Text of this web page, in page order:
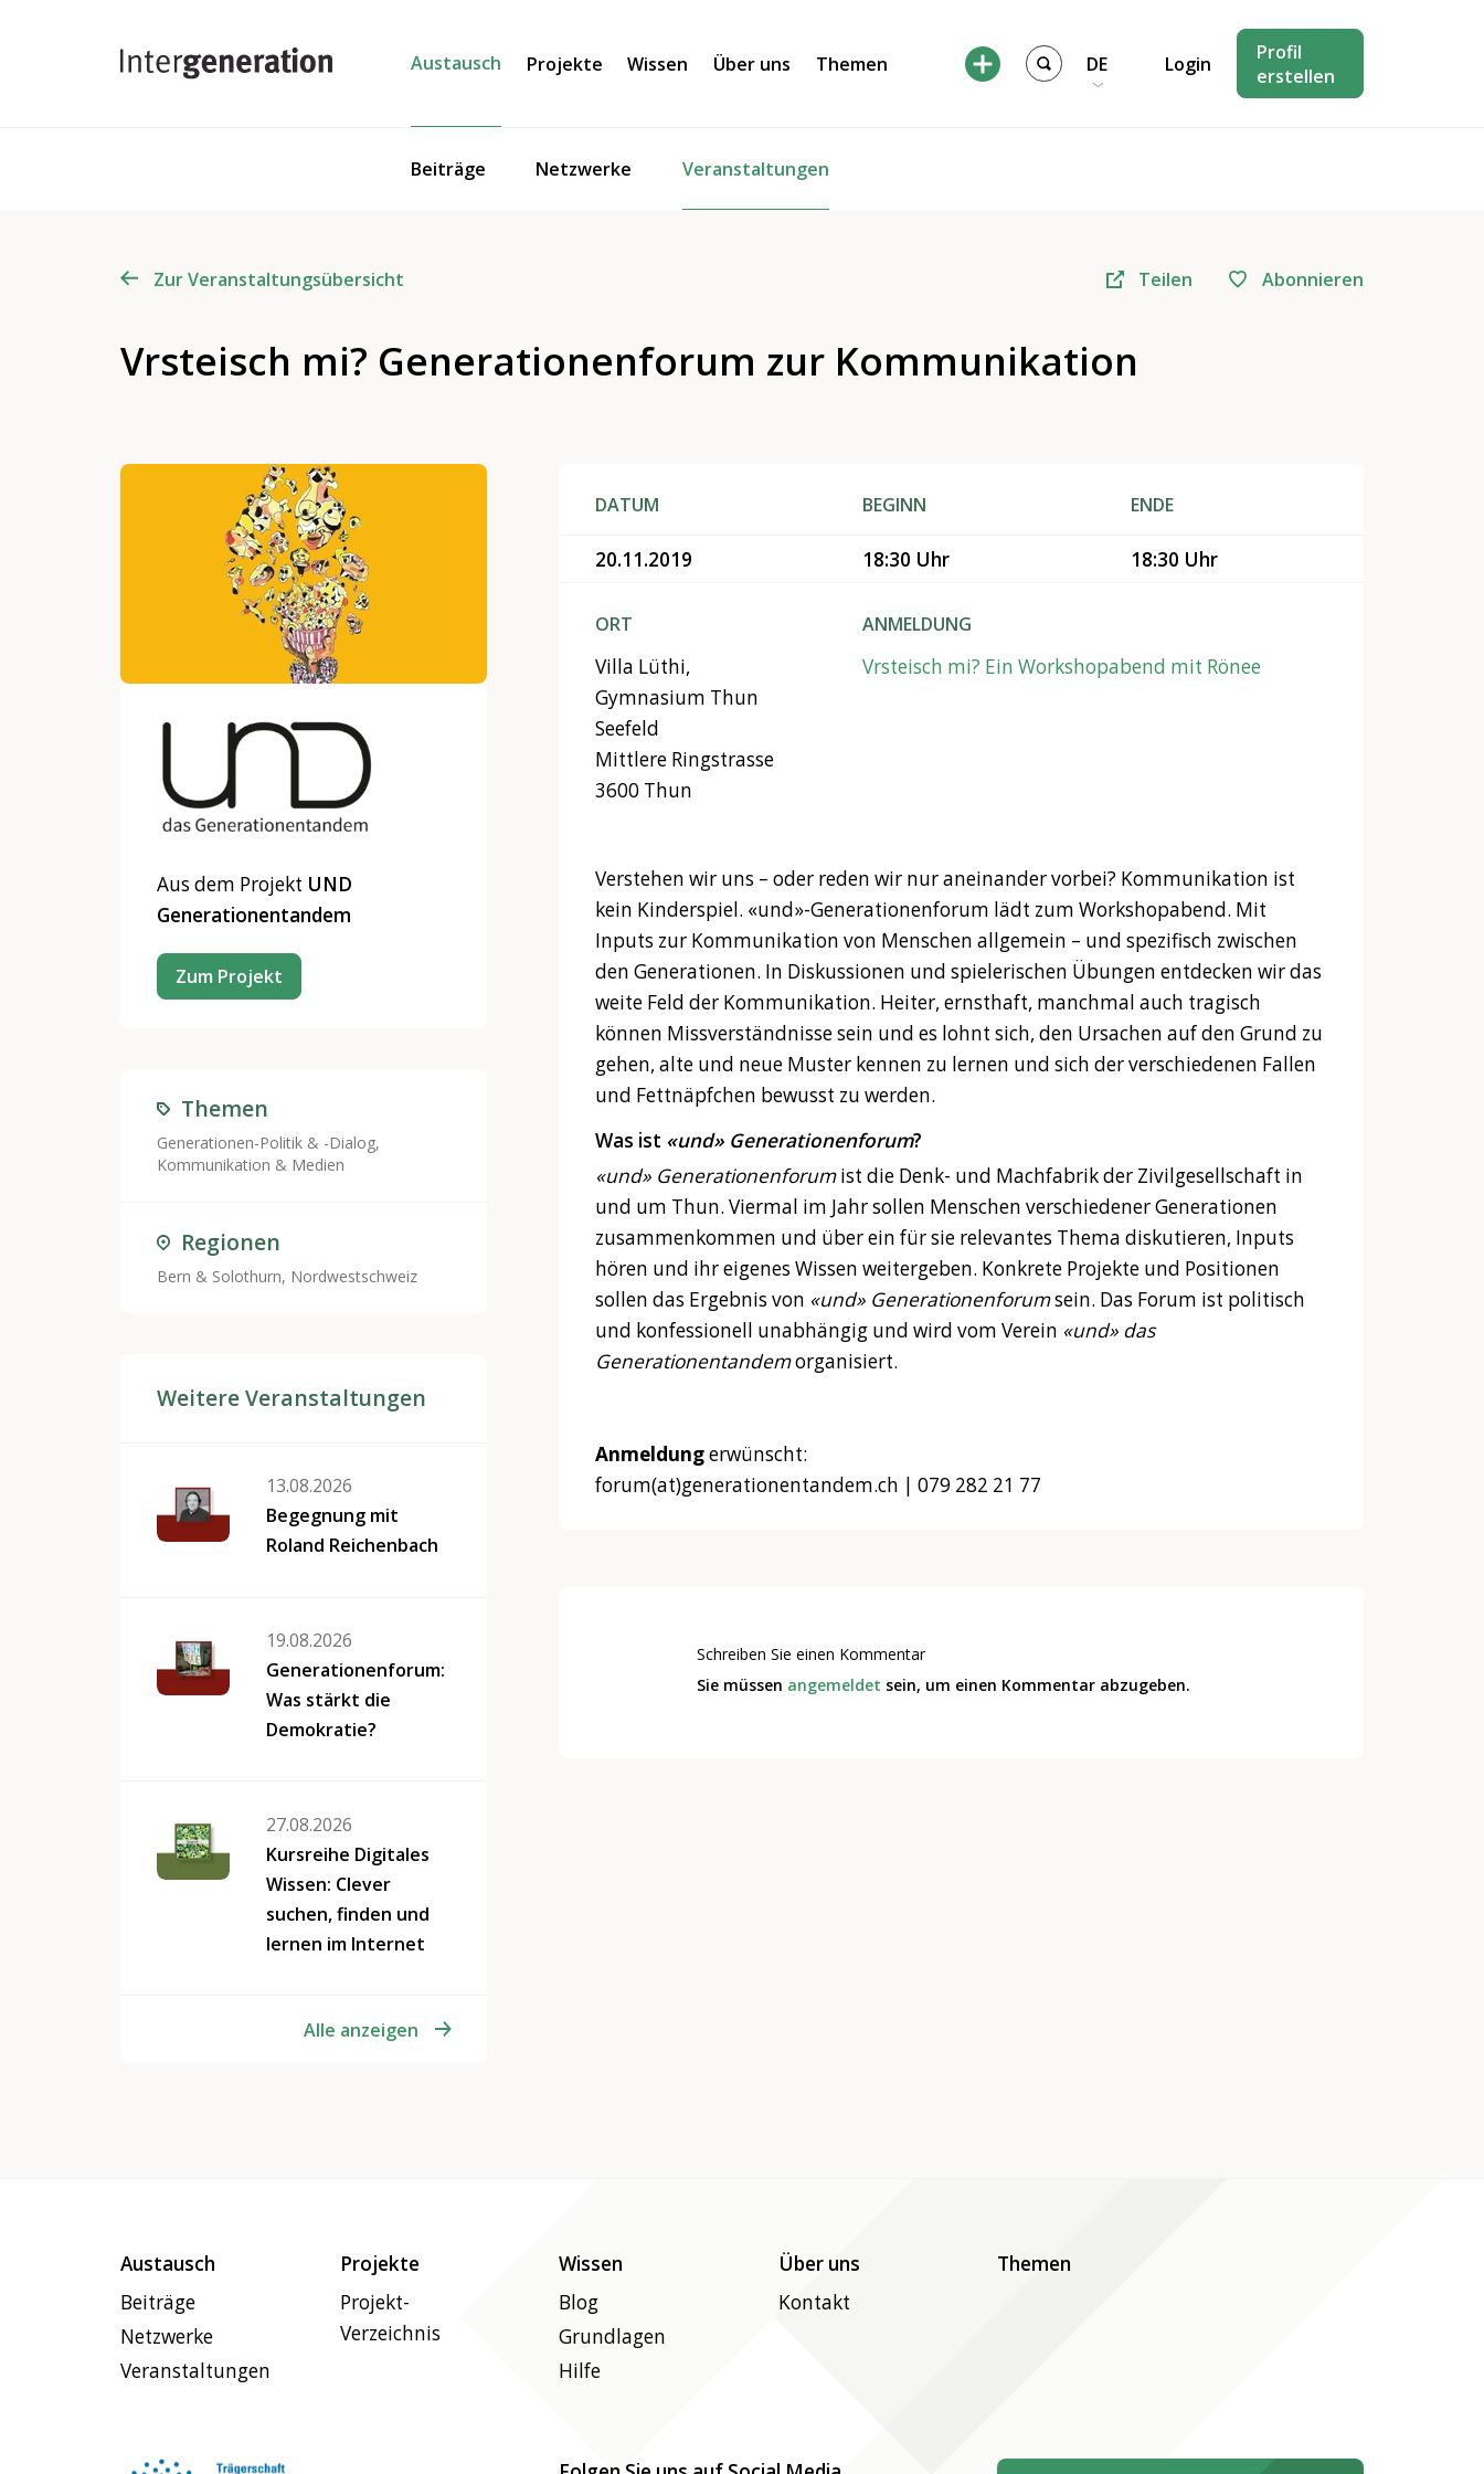
Austausch
Beiträge Netzwerke Veranstaltungen
Projekte Wissen Über uns Themen DE Login
Profil
erstellen
Zur Veranstaltungsübersicht Teilen Abonnieren
Vrsteisch mi? Generationenforum zur Kommunikation
Aus dem Projekt UND
Generationentandem
Zum Projekt
Themen
Generationen-Politik & -Dialog,
Kommunikation & Medien
Regionen
Bern & Solothurn, Nordwestschweiz
Weitere Veranstaltungen
13.08.2026
Begegnung mit
Roland Reichenbach
19.08.2026
Generationenforum:
Was stärkt die
Demokratie?
27.08.2026
Kursreihe Digitales
Wissen: Clever
suchen, finden und
lernen im Internet
Alle anzeigen
DATUM BEGINN ENDE
20.11.2019 18:30 Uhr 18:30 Uhr
ORT
Villa Lüthi,
Gymnasium Thun
Seefeld
Mittlere Ringstrasse
3600 Thun
ANMELDUNG
Vrsteisch mi? Ein Workshopabend mit Rönee
Verstehen wir uns – oder reden wir nur aneinander vorbei? Kommunikation ist
kein Kinderspiel. «und»-Generationenforum lädt zum Workshopabend. Mit
Inputs zur Kommunikation von Menschen allgemein – und spezifisch zwischen
den Generationen. In Diskussionen und spielerischen Übungen entdecken wir das
weite Feld der Kommunikation. Heiter, ernsthaft, manchmal auch tragisch
können Missverständnisse sein und es lohnt sich, den Ursachen auf den Grund zu
gehen, alte und neue Muster kennen zu lernen und sich der verschiedenen Fallen
und Fettnäpfchen bewusst zu werden.
Was ist «und» Generationenforum?
«und» Generationenforumist die Denk- und Machfabrik der Zivilgesellschaft in
und um Thun. Viermal im Jahr sollen Menschen verschiedener Generationen
zusammenkommen und über ein für sie relevantes Thema diskutieren, Inputs
hören und ihr eigenes Wissen weitergeben. Konkrete Projekte und Positionen
sollen das Ergebnis von «und» Generationenforumsein. Das Forum ist politisch
und konfessionell unabhängig und wird vom Verein «und» das
Generationentandemorganisiert.
Anmeldungerwünscht:
forum(at)generationentandem.ch | 079 282 21 77
Schreiben Sie einen Kommentar
Sie müssen angemeldet sein, um einen Kommentar abzugeben.
Austausch
Beiträge
Netzwerke
Veranstaltungen
Projekte
Projekt-
Verzeichnis
Wissen
Blog
Grundlagen
Hilfe
Über uns
Kontakt
Themen